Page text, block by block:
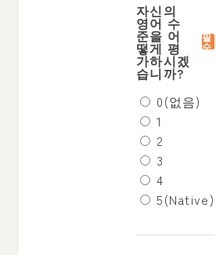
자신의
영어 수
준을 어
떻게 평
가하시겠
습니까?
필
수
0(없음)
1
2
3
4
5(Native)